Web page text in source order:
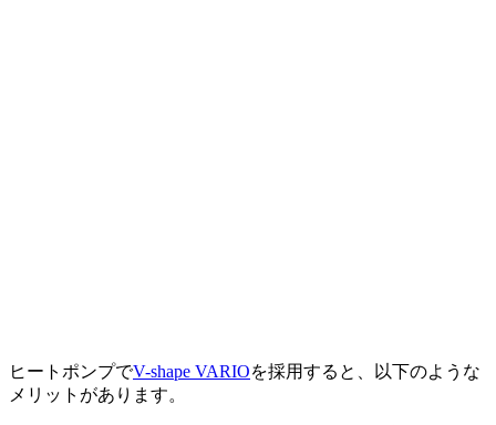
ヒートポンプでV-shape VARIOを採用すると、以下のような
メリットがあります。